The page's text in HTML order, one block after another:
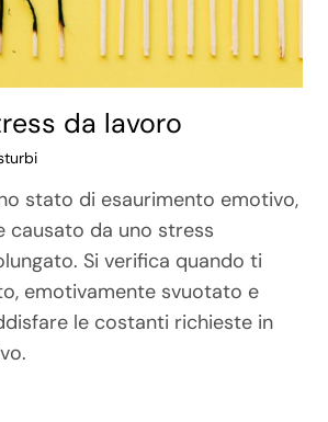
da lavoro
stato di esaurimento emotivo,
causato da uno stress
Si verifica quando ti
emotivamente svuotato e
le costanti richieste in